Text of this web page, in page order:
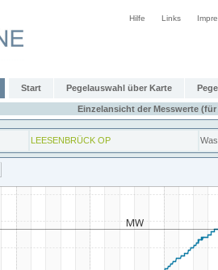
Hilfe Links
Start Pegelauswahl über Karte
Einzelansicht der Messwerte
LEESENBRÜCK OP